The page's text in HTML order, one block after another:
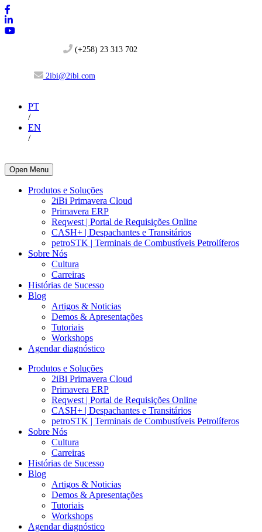
(+258) 23 313 702
2ibi@2ibi.com
PT
/
EN
/
Open Menu
Produtos e Soluções
2iBi Primavera Cloud
Primavera ERP
Reqwest | Portal de Requisições Online
CASH+ | Despachantes e Transitários
petroSTK | Terminais de Combustíveis Petrolíferos
Sobre Nós
Cultura
Carreiras
Histórias de Sucesso
Blog
Artigos & Noticias
Demos & Apresentações
Tutoriais
Workshops
Agendar diagnóstico
Produtos e Soluções
2iBi Primavera Cloud
Primavera ERP
Reqwest | Portal de Requisições Online
CASH+ | Despachantes e Transitários
petroSTK | Terminais de Combustíveis Petrolíferos
Sobre Nós
Cultura
Carreiras
Histórias de Sucesso
Blog
Artigos & Noticias
Demos & Apresentações
Tutoriais
Workshops
Agendar diagnóstico